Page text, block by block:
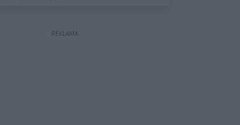
REKLAMA